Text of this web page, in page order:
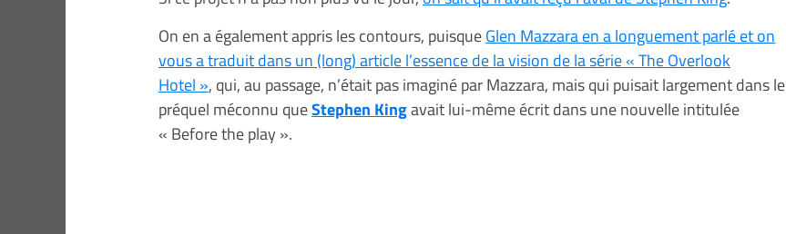
On en a également appris les contours, puisqueGlen Mazzara en a longuement parlé et on
vous a traduit dans un (long) article l’essence de la vision de la série « The Overlook
Hotel », qui, au passage, n’était pas imaginé par Mazzara, mais qui puisait largement dans le
préquel méconnu queStephen Kingavait lui-même écrit dans une nouvelle intitulée
« Before the play ».